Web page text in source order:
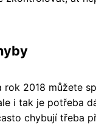
rok 2018 můžete
i tak je potřeba
chybují třeba